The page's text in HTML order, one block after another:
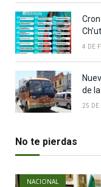
4 DE
de
25 DE
No te pierdas
NACIONAL